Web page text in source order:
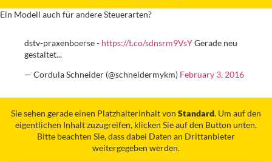
Ein Modell auch für andere Steuerarten?
dstv-praxenboerse - https://t.co/sdnsrm9VsYGerade neu
gestaltet...
— Cordula Schneider (@schneidermykm) February 3, 2016
Sie sehen gerade einen Platzhalterinhalt von Standard. Um auf den
eigentlichen Inhalt zuzugreifen, klicken Sie auf den Button unten.
Bitte beachten Sie, dass dabei Daten an Drittanbieter
weitergegeben werden.